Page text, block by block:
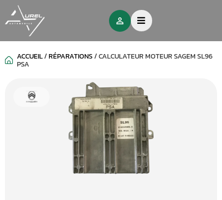
ACCUEIL/RÉPARATIONS/CALCULATEUR MOTEUR SAGEM SL96
PSA